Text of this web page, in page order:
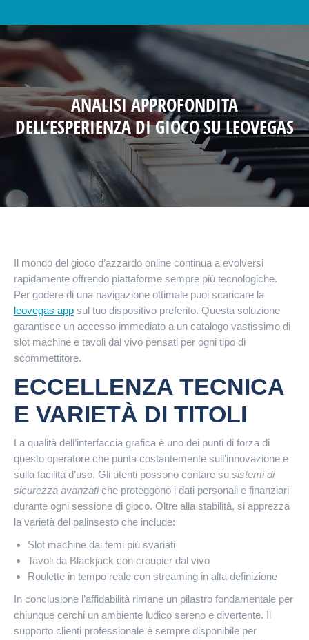
ANALISI APPROFONDITA
DELL’ESPERIENZA DI GIOCO SU LEOVEGAS
Il mondo del gioco d’azzardo online continua a evolversi
rapidamente offrendo piattaforme sempre più tecnologiche.
Per godere di una navigazione ottimale puoi scaricare la
leovegas app sul tuo dispositivo preferito. Questa soluzione
garantisce un accesso immediato a un catalogo vastissimo di
slot machine e tavoli dal vivo pensati per ogni tipo di
scommettitore.
ECCELLENZA TECNICA
E VARIETÀ DI TITOLI
La qualità dell’interfaccia grafica è uno dei punti di forza di
questo operatore che punta costantemente sull’innovazione e
sulla facilità d’uso. Gli utenti possono contare su sistemi di
sicurezza avanzatiche proteggono i dati personali e finanziari
durante ogni sessione di gioco. Oltre alla stabilità, si apprezza
la varietà del palinsesto che include:
Slot machine dai temi più svariati
Tavoli da Blackjack con croupier dal vivo
Roulette in tempo reale con streaming in alta definizione
In conclusione l’affidabilità rimane un pilastro fondamentale per
chiunque cerchi un ambiente ludico sereno e divertente. Il
supporto clienti professionale è sempre disponibile per